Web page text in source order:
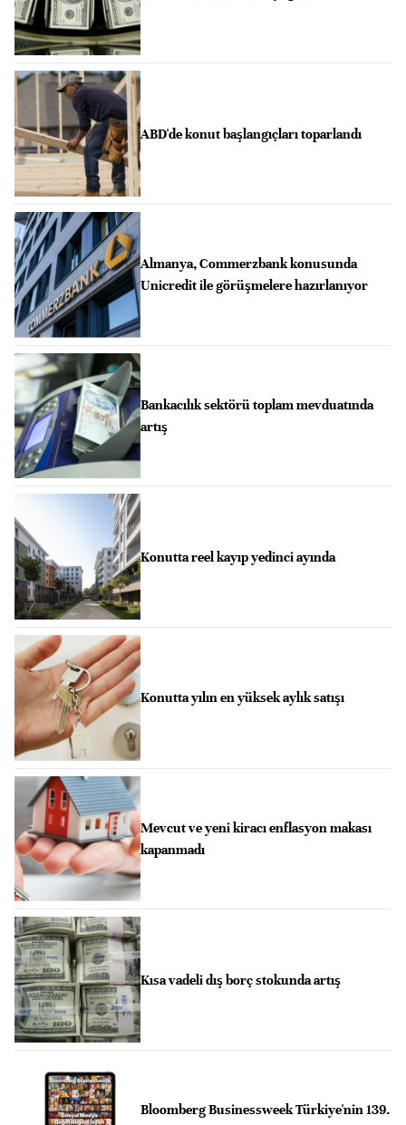
ABD'de konut başlangıçları toparlandı
Almanya, Commerzbank konusunda
Unicredit ile görüşmelere hazırlanıyor
Bankacılık sektörü toplam mevduatında
artış
Konutta reel kayıp yedinci ayında
Konutta yılın en yüksek aylık satışı
Mevcut ve yeni kiracı enflasyon makası
kapanmadı
Kısa vadeli dış borç stokunda artış
Bloomberg Businessweek Türkiye'nin 139.